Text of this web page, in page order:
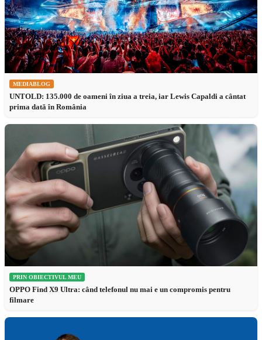
MEDIABLOG
UNTOLD: 135.000 de oameni în ziua a treia, iar Lewis Capaldi a cântat
prima dată în România
PRIN OBIECTIVUL MEU
OPPO Find X9 Ultra: când telefonul nu mai e un compromis pentru
filmare